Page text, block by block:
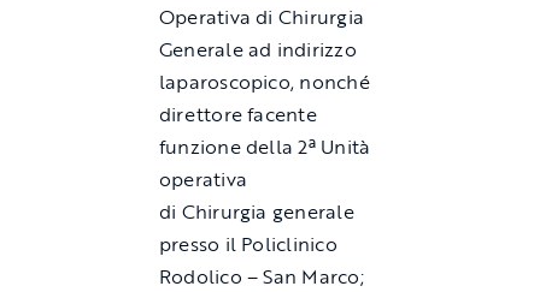
Operativa di Chirurgia
Generale ad indirizzo
laparoscopico, nonché
direttore facente
funzione della 2ª Unità
operativa
di Chirurgia generale
presso il Policlinico
Rodolico – San Marco;